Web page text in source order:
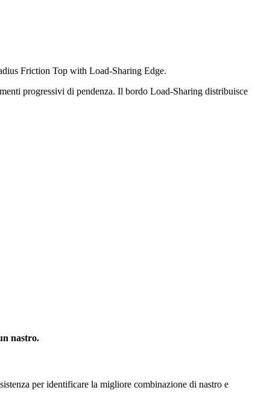
Friction Top with Load-Sharing Edge.
progressivi di pendenza. Il bordo Load-Sharing distribuisce
nastro.
per identificare la migliore combinazione di nastro e